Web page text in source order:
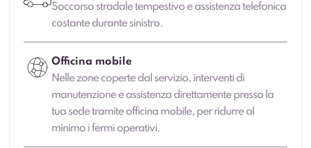
Soccorso stradale tempestivo e assistenza telefonica
costante durante sinistro.
Officina mobile
Nelle zone coperte dal servizio, interventi di
manutenzione e assistenza direttamente presso la
tua sede tramite officina mobile, per ridurre al
minimo i fermi operativi.